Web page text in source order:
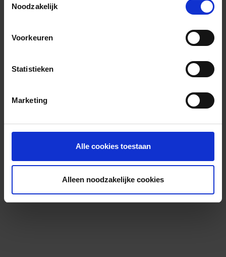
Noodzakelijk
Voorkeuren
Statistieken
Marketing
Alle cookies toestaan
Alleen noodzakelijke cookies